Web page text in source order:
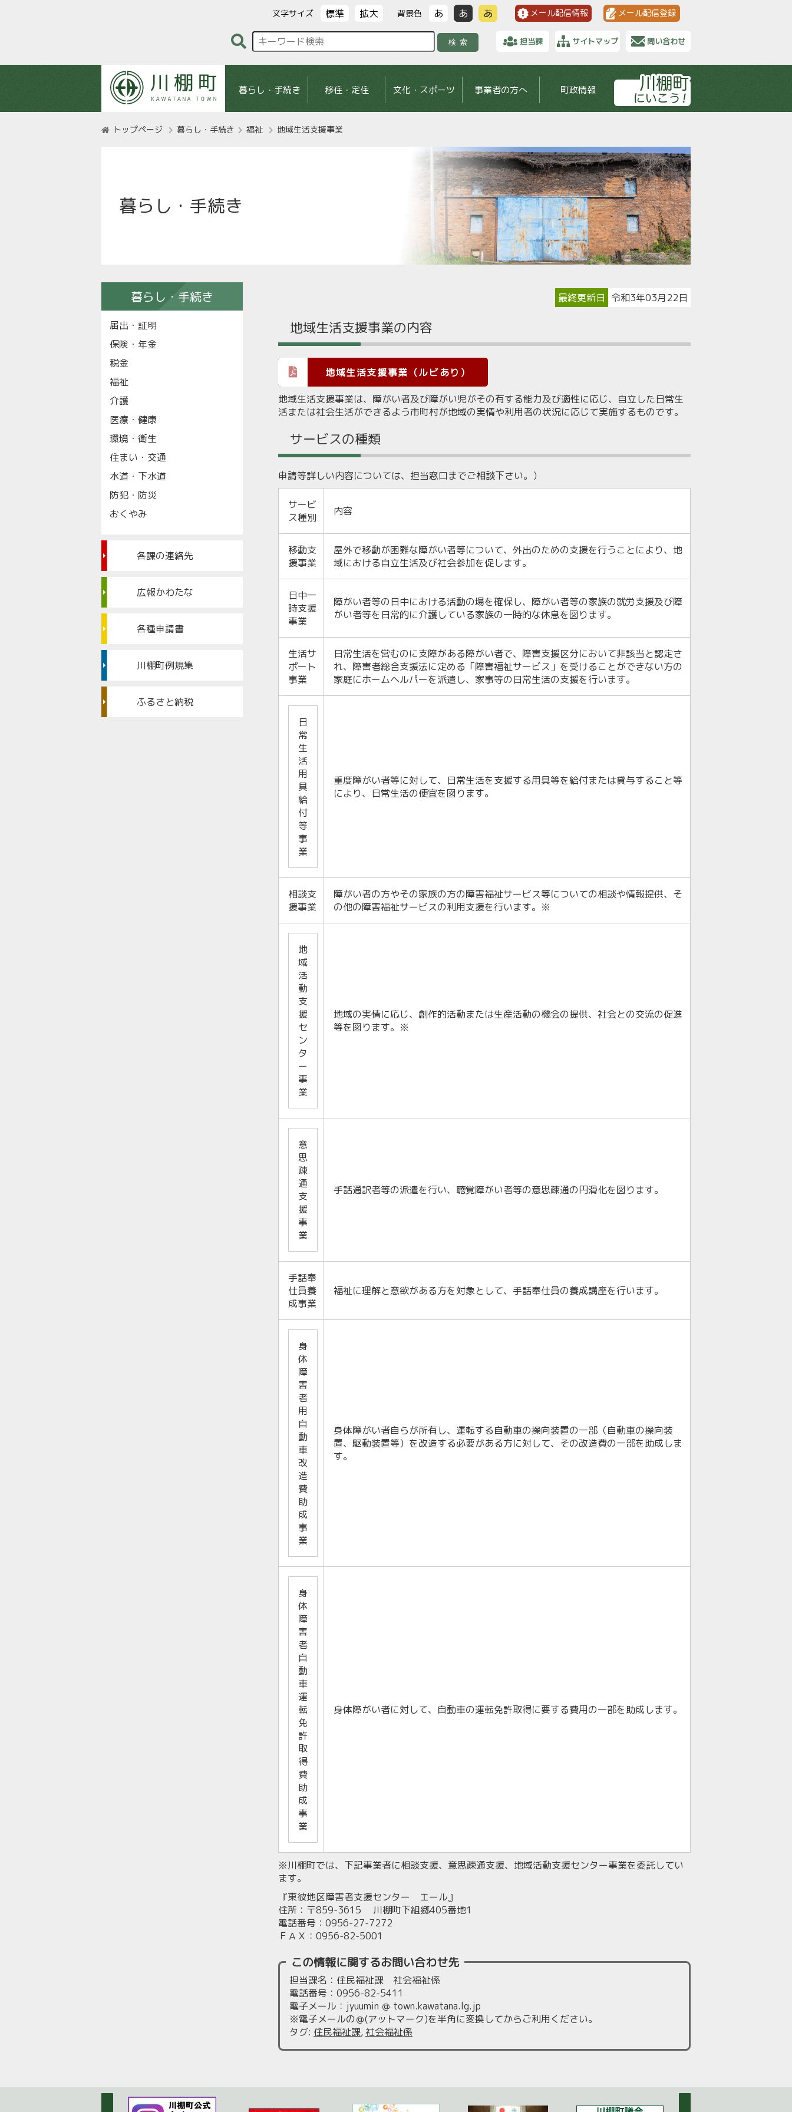
文字サイズ 標準 拡大 背景色 あ あ あ メール配信情報 メール配信登録
検索 担当課 サイトマップ 問い合わせ
暮らし・手続き 移住・定住 文化・スポーツ 事業者の方へ 町政情報
トップページ 暮らし・手続き 福祉 地域生活支援事業
暮らし・手続き
最終更新日 令和3年03月22日
地域生活支援事業の内容
地域生活支援事業（ルビあり）
地域生活支援事業は、障がい者及び障がい児がその有する能力及び適性に応じ、自立した日常生
活または社会生活ができるよう市町村が地域の実情や利用者の状況に応じて実施するものです。
サービスの種類
申請等詳しい内容については、担当窓口までご相談下さい。）
サービ
ス種別
内容
移動支
援事業
屋外で移動が困難な障がい者等について、外出のための支援を行うことにより、地
域における自立生活及び社会参加を促します。
日中一
時支援
事業
障がい者等の日中における活動の場を確保し、障がい者等の家族の就労支援及び障
がい者等を日常的に介護している家族の一時的な休息を図ります。
生活サ
ポート
事業
日常生活を営むのに支障がある障がい者で、障害支援区分において非該当と認定さ
れ、障害者総合支援法に定める「障害福祉サービス」を受けることができない方の
家庭にホームヘルパーを派遣し、家事等の日常生活の支援を行います。
日
常
生
活
用
具
給
付
等
事
業
重度障がい者等に対して、日常生活を支援する用具等を給付または貸与すること等
により、日常生活の便宜を図ります。
相談支
援事業
障がい者の方やその家族の方の障害福祉サービス等についての相談や情報提供、そ
の他の障害福祉サービスの利用支援を行います。※
地
域
活
動
支
援
セ
ン
タ
ー
事
業
地域の実情に応じ、創作的活動または生産活動の機会の提供、社会との交流の促進
等を図ります。※
意
思
疎
通
支
援
事
業
手話通訳者等の派遣を行い、聴覚障がい者等の意思疎通の円滑化を図ります。
手話奉
仕員養
成事業
福祉に理解と意欲がある方を対象として、手話奉仕員の養成講座を行います。
身
体
障
害
者
用
自
動
車
改
造
費
助
成
事
業
身体障がい者自らが所有し、運転する自動車の操向装置の一部（自動車の操向装
置、駆動装置等）を改造する必要がある方に対して、その改造費の一部を助成しま
す。
身
体
障
害
者
自
動
車
運
転
免
許
取
得
費
助
成
事
業
身体障がい者に対して、自動車の運転免許取得に要する費用の一部を助成します。
※川棚町では、下記事業者に相談支援、意思疎通支援、地域活動支援センター事業を委託してい
ます。
『東彼地区障害者支援センター エール』
住所：〒859-3615 川棚町下組郷405番地1
電話番号：0956-27-7272
ＦＡＸ：0956-82-5001
この情報に関するお問い合わせ先
担当課名：住民福祉課 社会福祉係
電話番号：0956-82-5411
電子メール：jyuumin ＠ town.kawatana.lg.jp
※電子メールの＠(アットマーク)を半角に変換してからご利用ください。
タグ: 住民福祉課,社会福祉係
暮らし・手続き
届出・証明
保険・年金
税金
福祉
介護
医療・健康
環境・衛生
住まい・交通
水道・下水道
防犯・防災
おくやみ
各課の連絡先
広報かわたな
各種申請書
川棚町例規集
ふるさと納税